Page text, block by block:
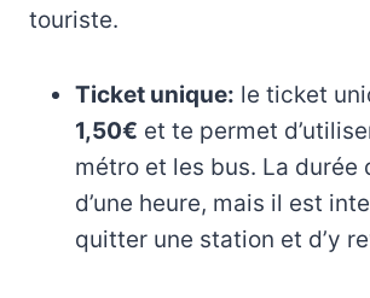
touriste.
Ticket unique: le ticket
1,50€ et te permet
métro et les bus. La durée
d’une heure, mais il est
quitter une station et d’y